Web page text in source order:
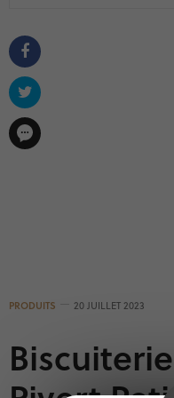
PRODUITS 20 JUILLET 2023